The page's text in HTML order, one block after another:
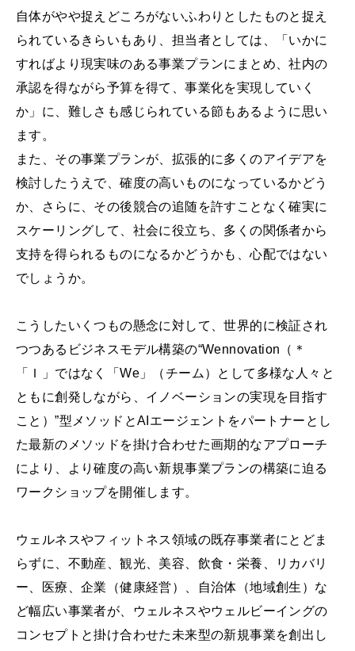
自体がやや捉えどころがないふわりとしたものと捉え
られているきらいもあり、担当者としては、「いかに
すればより現実味のある事業プランにまとめ、社内の
承認を得ながら予算を得て、事業化を実現していく
か」に、難しさも感じられている節もあるように思い
ます。
また、その事業プランが、拡張的に多くのアイデアを
検討したうえで、確度の高いものになっているかどう
か、さらに、その後競合の追随を許すことなく確実に
スケーリングして、社会に役立ち、多くの関係者から
支持を得られるものになるかどうかも、心配ではない
でしょうか。
こうしたいくつもの懸念に対して、世界的に検証され
つつあるビジネスモデル構築の“Wennovation（＊
「Ｉ」ではなく「We」（チーム）として多様な人々と
ともに創発しながら、イノベーションの実現を目指す
こと）”型メソッドとAIエージェントをパートナーとし
た最新のメソッドを掛け合わせた画期的なアプローチ
により、より確度の高い新規事業プランの構築に迫る
ワークショップを開催します。
ウェルネスやフィットネス領域の既存事業者にとどま
らずに、不動産、観光、美容、飲食・栄養、リカバリ
ー、医療、企業（健康経営）、自治体（地域創生）な
ど幅広い事業者が、ウェルネスやウェルビーイングの
コンセプトと掛け合わせた未来型の新規事業を創出し